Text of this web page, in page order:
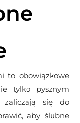
to obowiązkowe
tylko pysznym
zaliczają się do
aby ślubne